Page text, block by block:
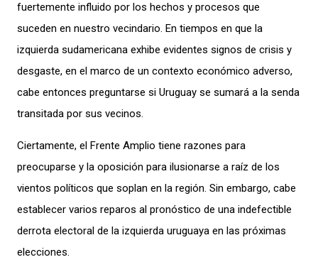
fuertemente influido por los hechos y procesos que
suceden en nuestro vecindario. En tiempos en que la
izquierda sudamericana exhibe evidentes signos de crisis y
desgaste, en el marco de un contexto económico adverso,
cabe entonces preguntarse si Uruguay se sumará a la senda
transitada por sus vecinos.
Ciertamente, el Frente Amplio tiene razones para
preocuparse y la oposición para ilusionarse a raíz de los
vientos políticos que soplan en la región. Sin embargo, cabe
establecer varios reparos al pronóstico de una indefectible
derrota electoral de la izquierda uruguaya en las próximas
elecciones.